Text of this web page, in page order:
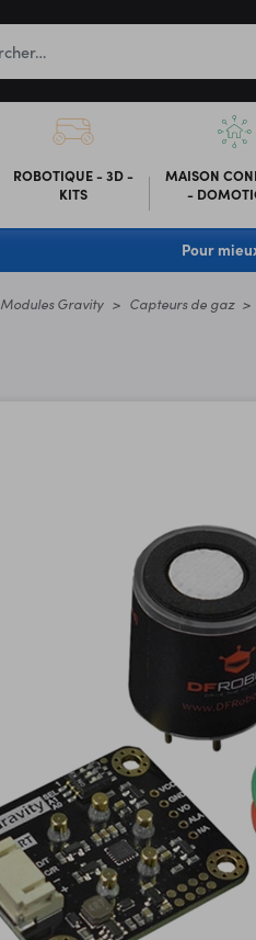
ROBOTIQUE - 3D -
KITS
MAISON
-
Pour
Modules Gravity Capteurs de gaz